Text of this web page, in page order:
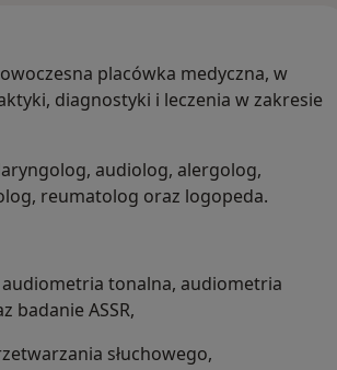
placówka medyczna, w
diagnostyki i leczenia w zakresie
audiolog, alergolog,
reumatolog oraz logopeda.
audiometria tonalna, audiometria
badanie ASSR,
słuchowego,